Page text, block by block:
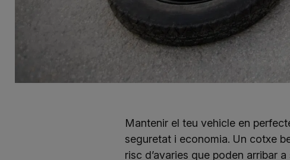
Mantenir el teu vehicle en
seguretat i economia. Un cotxe
risc d’avaries que poden arribar